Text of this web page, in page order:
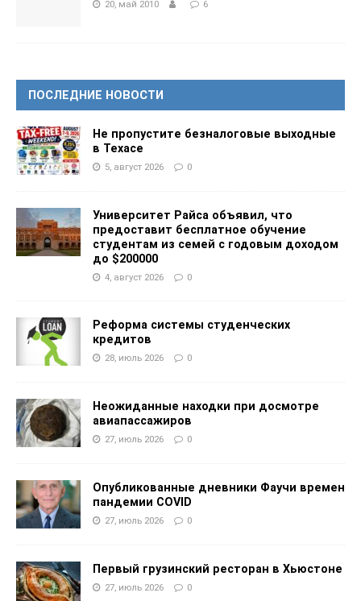
20, май 2010 6
ПОСЛЕДНИЕ НОВОСТИ
Не пропустите безналоговые выходные
в Техасе
5, август 2026 0
Университет Райса объявил, что
предоставит бесплатное обучение
студентам из семей с годовым доходом
до $200000
4, август 2026 0
Реформа системы студенческих
кредитов
28, июль 2026 0
Неожиданные находки при досмотре
авиапассажиров
27, июль 2026 0
Опубликованные дневники Фаучи времен
пандемии COVID
27, июль 2026 0
Первый грузинский ресторан в Хьюстоне
27, июль 2026 0